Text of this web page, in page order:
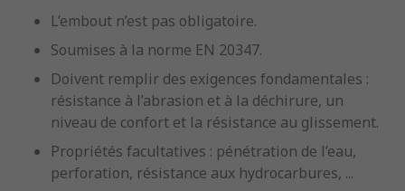
L’embout n’est pas obligatoire.
Soumises à la norme EN 20347.
Doivent remplir des exigences fondamentales :
résistance à l’abrasion et à la déchirure, un
niveau de confort et la résistance au glissement.
Propriétés facultatives : pénétration de l’eau,
perforation, résistance aux hydrocarbures, ...